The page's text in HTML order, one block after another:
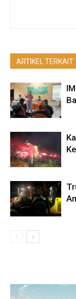
ARTIKEL TERKAIT